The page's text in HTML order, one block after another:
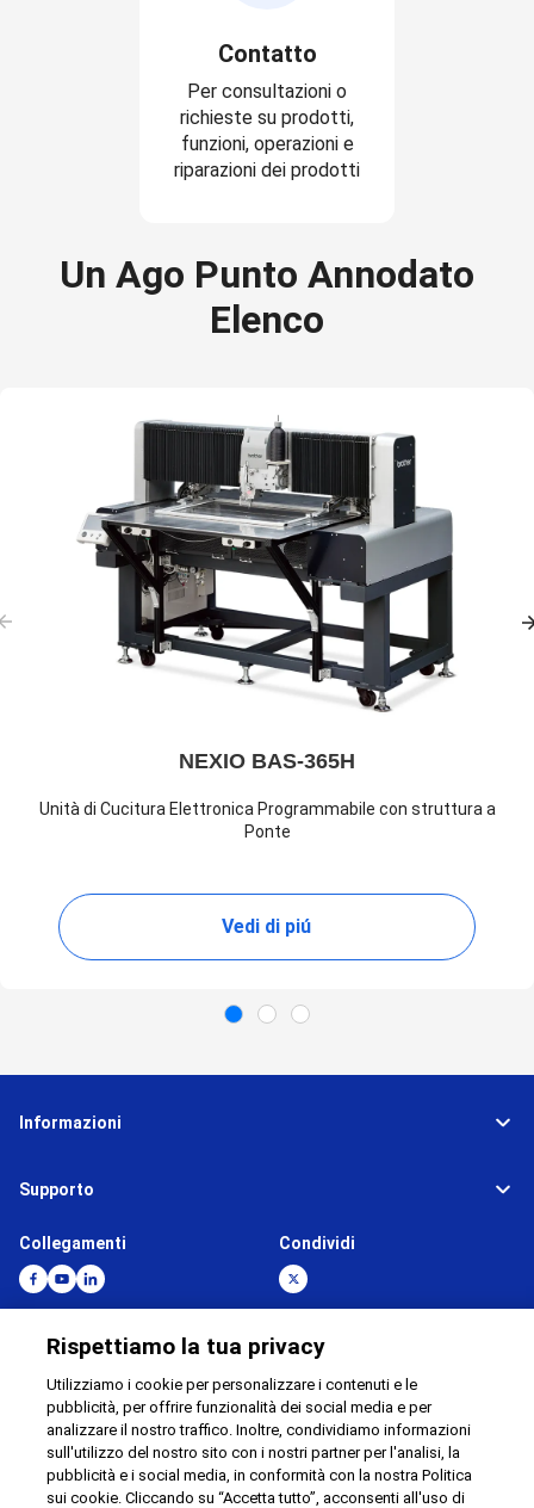
Contatto
Per consultazioni o
richieste su prodotti,
funzioni, operazioni e
riparazioni dei prodotti
Un Ago Punto Annodato
Elenco
NEXIO BAS-365H
Unità di Cucitura Elettronica Programmabile con struttura a
Ponte
Vedi di piú
Informazioni
Supporto
Collegamenti Condividi
Global Network
Privacy Policy
Contatti
Informativa legale
Mappa del sito
1995 -2026 Brother Internationale Industriemaschinen GmbH All Rights
Rispettiamo la tua privacy
Utilizziamo i cookie per personalizzare i contenuti e le
pubblicità, per offrire funzionalità dei social media e per
analizzare il nostro traffico. Inoltre, condividiamo informazioni
sull'utilizzo del nostro sito con i nostri partner per l'analisi, la
pubblicità e i social media, in conformità con la nostra Politica
sui cookie. Cliccando su “Accetta tutto”, acconsenti all'uso di